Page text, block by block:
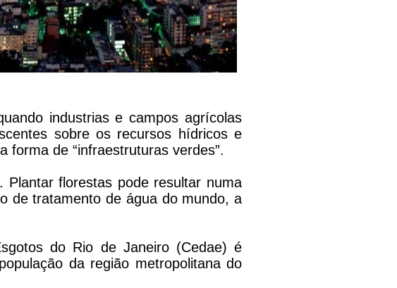
industrias e campos agrícolas
sobre os recursos hídricos e
forma de “infraestruturas verdes”.
Plantar florestas pode resultar numa
de tratamento de água do mundo, a
do Rio de Janeiro (Cedae) é
da região metropolitana do